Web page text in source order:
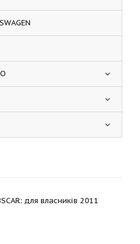
для власників 2011